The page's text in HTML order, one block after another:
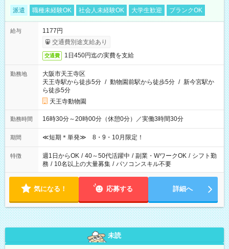
派遣 職種未経験OK 社会人未経験OK 大学生歓迎 ブランクOK
給与
1177円
交通費別途支給あり
交通費 1日450円迄の実費を支給
勤務地
大阪市天王寺区
天王寺駅から徒歩5分 / 動物園前駅から徒歩5分 / 新今宮駅か
ら徒歩5分
天王寺動物園
勤務時間 16時30分～20時00分（休憩0分）／実働3時間30分
期間 ≪短期＊単発≫ 8・9・10月限定！
特徴 週1日からOK / 40～50代活躍中 / 副業・WワークOK / シフト勤
務 / 10名以上の大量募集 / パソコンスキル不要
気になる！ 応募する 詳細へ
未読